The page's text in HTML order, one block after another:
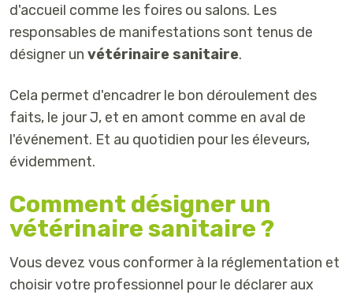
d'accueil comme les foires ou salons. Les
responsables de manifestations sont tenus de
désigner un vétérinaire sanitaire.
Cela permet d'encadrer le bon déroulement des
faits, le jour J, et en amont comme en aval de
l'événement. Et au quotidien pour les éleveurs,
évidemment.
Comment désigner un
vétérinaire sanitaire ?
Vous devez vous conformer à la réglementation et
choisir votre professionnel pour le déclarer aux